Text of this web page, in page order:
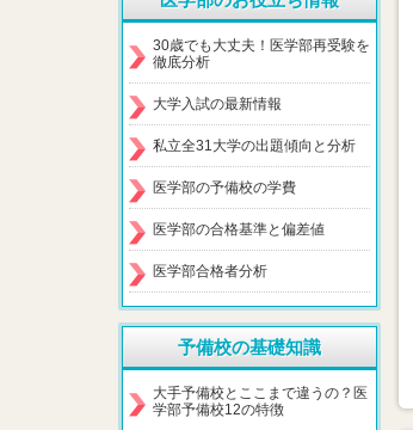
30歳でも大丈夫！医学部再受験を
徹底分析
大学入試の最新情報
私立全31大学の出題傾向と分析
医学部の予備校の学費
医学部の合格基準と偏差値
医学部合格者分析
予備校の基礎知識
大手予備校とここまで違うの？医
学部予備校12の特徴